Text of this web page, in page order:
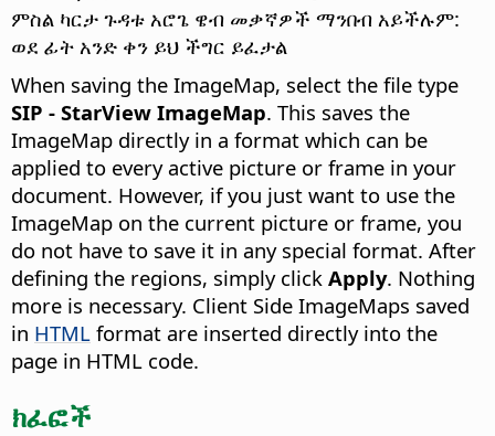
ምስል ካርታ ጉዳቱ አሮጌ ዌብ መቃኛዎች ማንበብ አይችሉም:
ወደ ፊት አንድ ቀን ይህ ችግር ይፈታል
When saving the ImageMap, select the file type
SIP - StarView ImageMap. This saves the
ImageMap directly in a format which can be
applied to every active picture or frame in your
document. However, if you just want to use the
ImageMap on the current picture or frame, you
do not have to save it in any special format. After
defining the regions, simply click Apply. Nothing
more is necessary. Client Side ImageMaps saved
in HTML format are inserted directly into the
page in HTML code.
ክፈፎች